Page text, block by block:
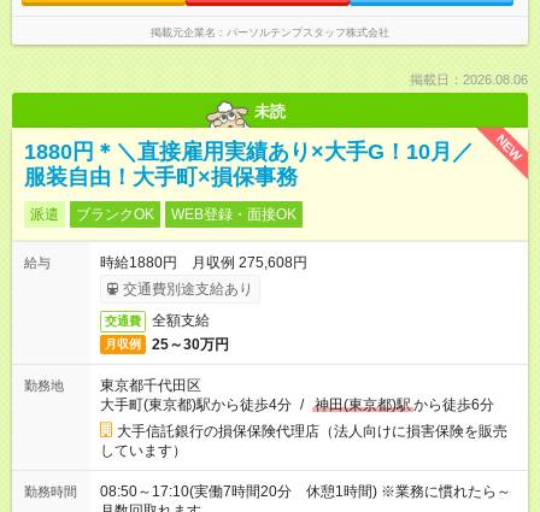
掲載元企業名 パーソルテンプスタッフ株式会社
掲載日：2026.08.06
未読
NEW
1880円＊＼直接雇用実績あり×大手G！10月／
服装自由！大手町×損保事務
派遣 ブランクOK WEB登録・面接OK
給与
時給1880円 月収例 275,608円
交通費別途支給あり
交通費 全額支給
月収例 25～30万円
勤務地
東京都千代田区
大手町(東京都)駅から徒歩4分 / 神田(東京都)駅から徒歩6分
大手信託銀行の損保保険代理店（法人向けに損害保険を販売
しています）
勤務時間
08:50～17:10(実働7時間20分 休憩1時間) ※業務に慣れたら～